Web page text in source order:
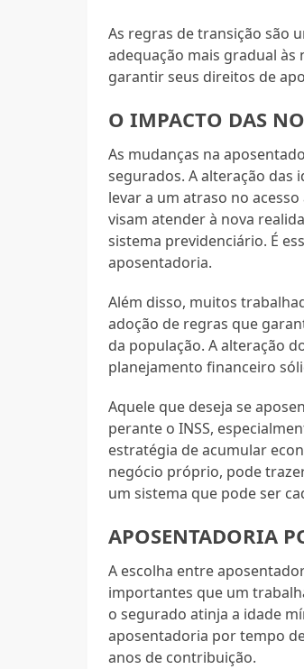
As regras de transição são
adequação mais gradual
garantir seus direitos de
O IMPACTO DAS
As mudanças na
segurados. A alteração das
levar a um atraso no
visam atender à nova
sistema previdenciário. É
aposentadoria.
Além disso, muitos
adoção de regras que
da população. A alteração
planejamento financeiro
Aquele que deseja se
perante o INSS,
estratégia de acumular
negócio próprio, pode
um sistema que pode ser
APOSENTADORIA
A escolha entre
importantes que um
o segurado atinja a idade
aposentadoria por tempo
anos de contribuição.